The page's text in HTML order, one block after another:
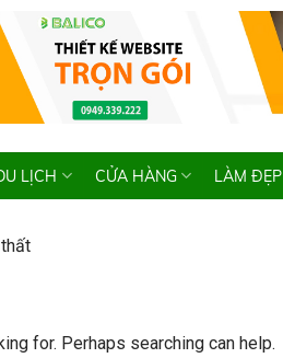
LỊCH CỬA HÀNG LÀM ĐẸP
for. Perhaps searching can help.